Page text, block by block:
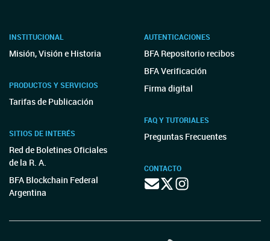
INSTITUCIONAL
Misión, Visión e Historia
PRODUCTOS Y SERVICIOS
Tarifas de Publicación
SITIOS DE INTERÉS
Red de Boletines Oficiales
de la R. A.
BFA Blockchain Federal
Argentina
AUTENTICACIONES
BFA Repositorio recibos
BFA Verificación
Firma digital
FAQ Y TUTORIALES
Preguntas Frecuentes
CONTACTO